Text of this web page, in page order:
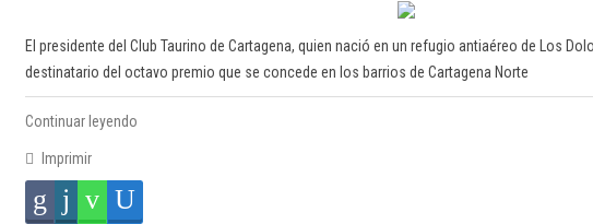
El presidente del Club Taurino de Cartagena, quien nació en un refugio antiaéreo de Los
destinatario del octavo premio que se concede en los barrios de Cartagena Norte
Continuar leyendo
Imprimir